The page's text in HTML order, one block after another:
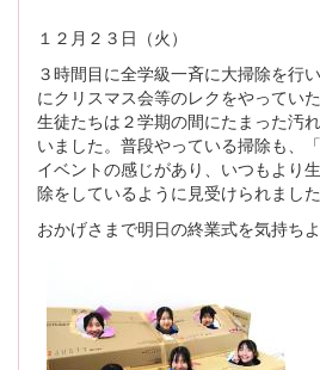
１２月２３日（火）
３時間目に全学級一斉に大掃除を行
にクリスマス会等のレクをやってい
生徒たちは２学期の間にたまった汚
いました。普段やっている掃除も、
イベントの感じがあり、いつもより
除をしているように見受けられました
おかげさまで明日の終業式を気持ち